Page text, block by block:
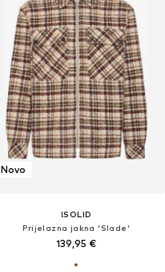
Novo
!SOLID
Prijelazna jakna 'Slade'
139,95 €